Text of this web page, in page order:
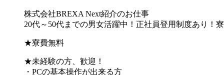
株式会社BREXA Next紹介のお仕事
20代～50代までの男女活躍中！正社員登用制度あり！寮
★寮費無料
★未経験の方、歓迎！
・PCの基本操作が出来る方